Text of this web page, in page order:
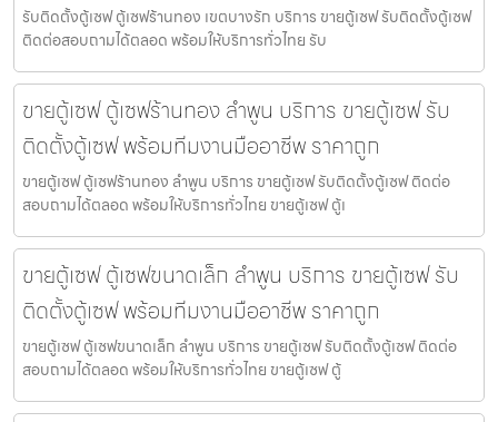
รับติดตั้งตู้เซฟ ตู้เซฟร้านทอง เขตบางรัก บริการ ขายตู้เซฟ รับติดตั้งตู้เซฟ
ติดต่อสอบถามได้ตลอด พร้อมให้บริการทั่วไทย รับ
ขายตู้เซฟ ตู้เซฟร้านทอง ลำพูน บริการ ขายตู้เซฟ รับ
ติดตั้งตู้เซฟ พร้อมทีมงานมืออาชีพ ราคาถูก
ขายตู้เซฟ ตู้เซฟร้านทอง ลำพูน บริการ ขายตู้เซฟ รับติดตั้งตู้เซฟ ติดต่อ
สอบถามได้ตลอด พร้อมให้บริการทั่วไทย ขายตู้เซฟ ตู้เ
ขายตู้เซฟ ตู้เซฟขนาดเล็ก ลำพูน บริการ ขายตู้เซฟ รับ
ติดตั้งตู้เซฟ พร้อมทีมงานมืออาชีพ ราคาถูก
ขายตู้เซฟ ตู้เซฟขนาดเล็ก ลำพูน บริการ ขายตู้เซฟ รับติดตั้งตู้เซฟ ติดต่อ
สอบถามได้ตลอด พร้อมให้บริการทั่วไทย ขายตู้เซฟ ตู้